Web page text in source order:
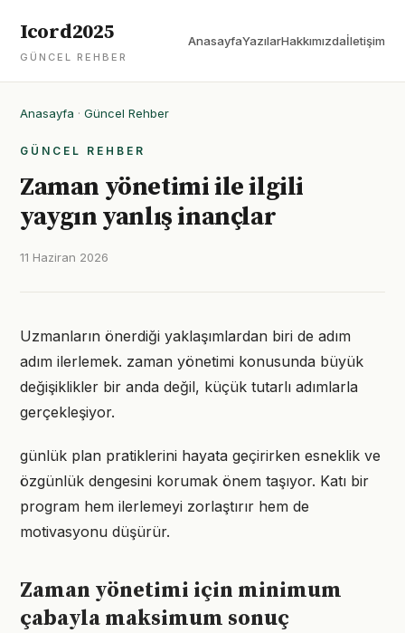
Icord2025
GÜNCEL REHBER
AnasayfaYazılarHakkımızdaİletişim
Anasayfa · Güncel Rehber
GÜNCEL REHBER
Zaman yönetimi ile ilgili
yaygın yanlış inançlar
11 Haziran 2026
Uzmanların önerdiği yaklaşımlardan biri de adım
adım ilerlemek. zaman yönetimi konusunda büyük
değişiklikler bir anda değil, küçük tutarlı adımlarla
gerçekleşiyor.
günlük plan pratiklerini hayata geçirirken esneklik ve
özgünlük dengesini korumak önem taşıyor. Katı bir
program hem ilerlemeyi zorlaştırır hem de
motivasyonu düşürür.
Zaman yönetimi için minimum
çabayla maksimum sonuç